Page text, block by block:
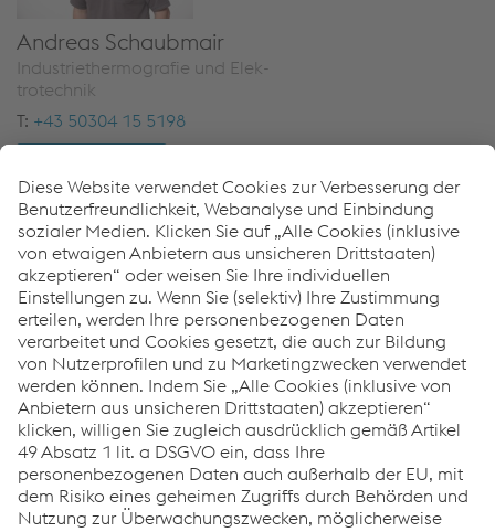
An­dre­as Schaub­mair
In­dus­trie­t­her­mo­gra­fie und Elek­
tro­tech­nik
T: +43 50304 15 5198
Pa­trik-Georg Pro­kosch
Aus­bil­dung
T:+43 50304 15 76306
E-Mail sen­den